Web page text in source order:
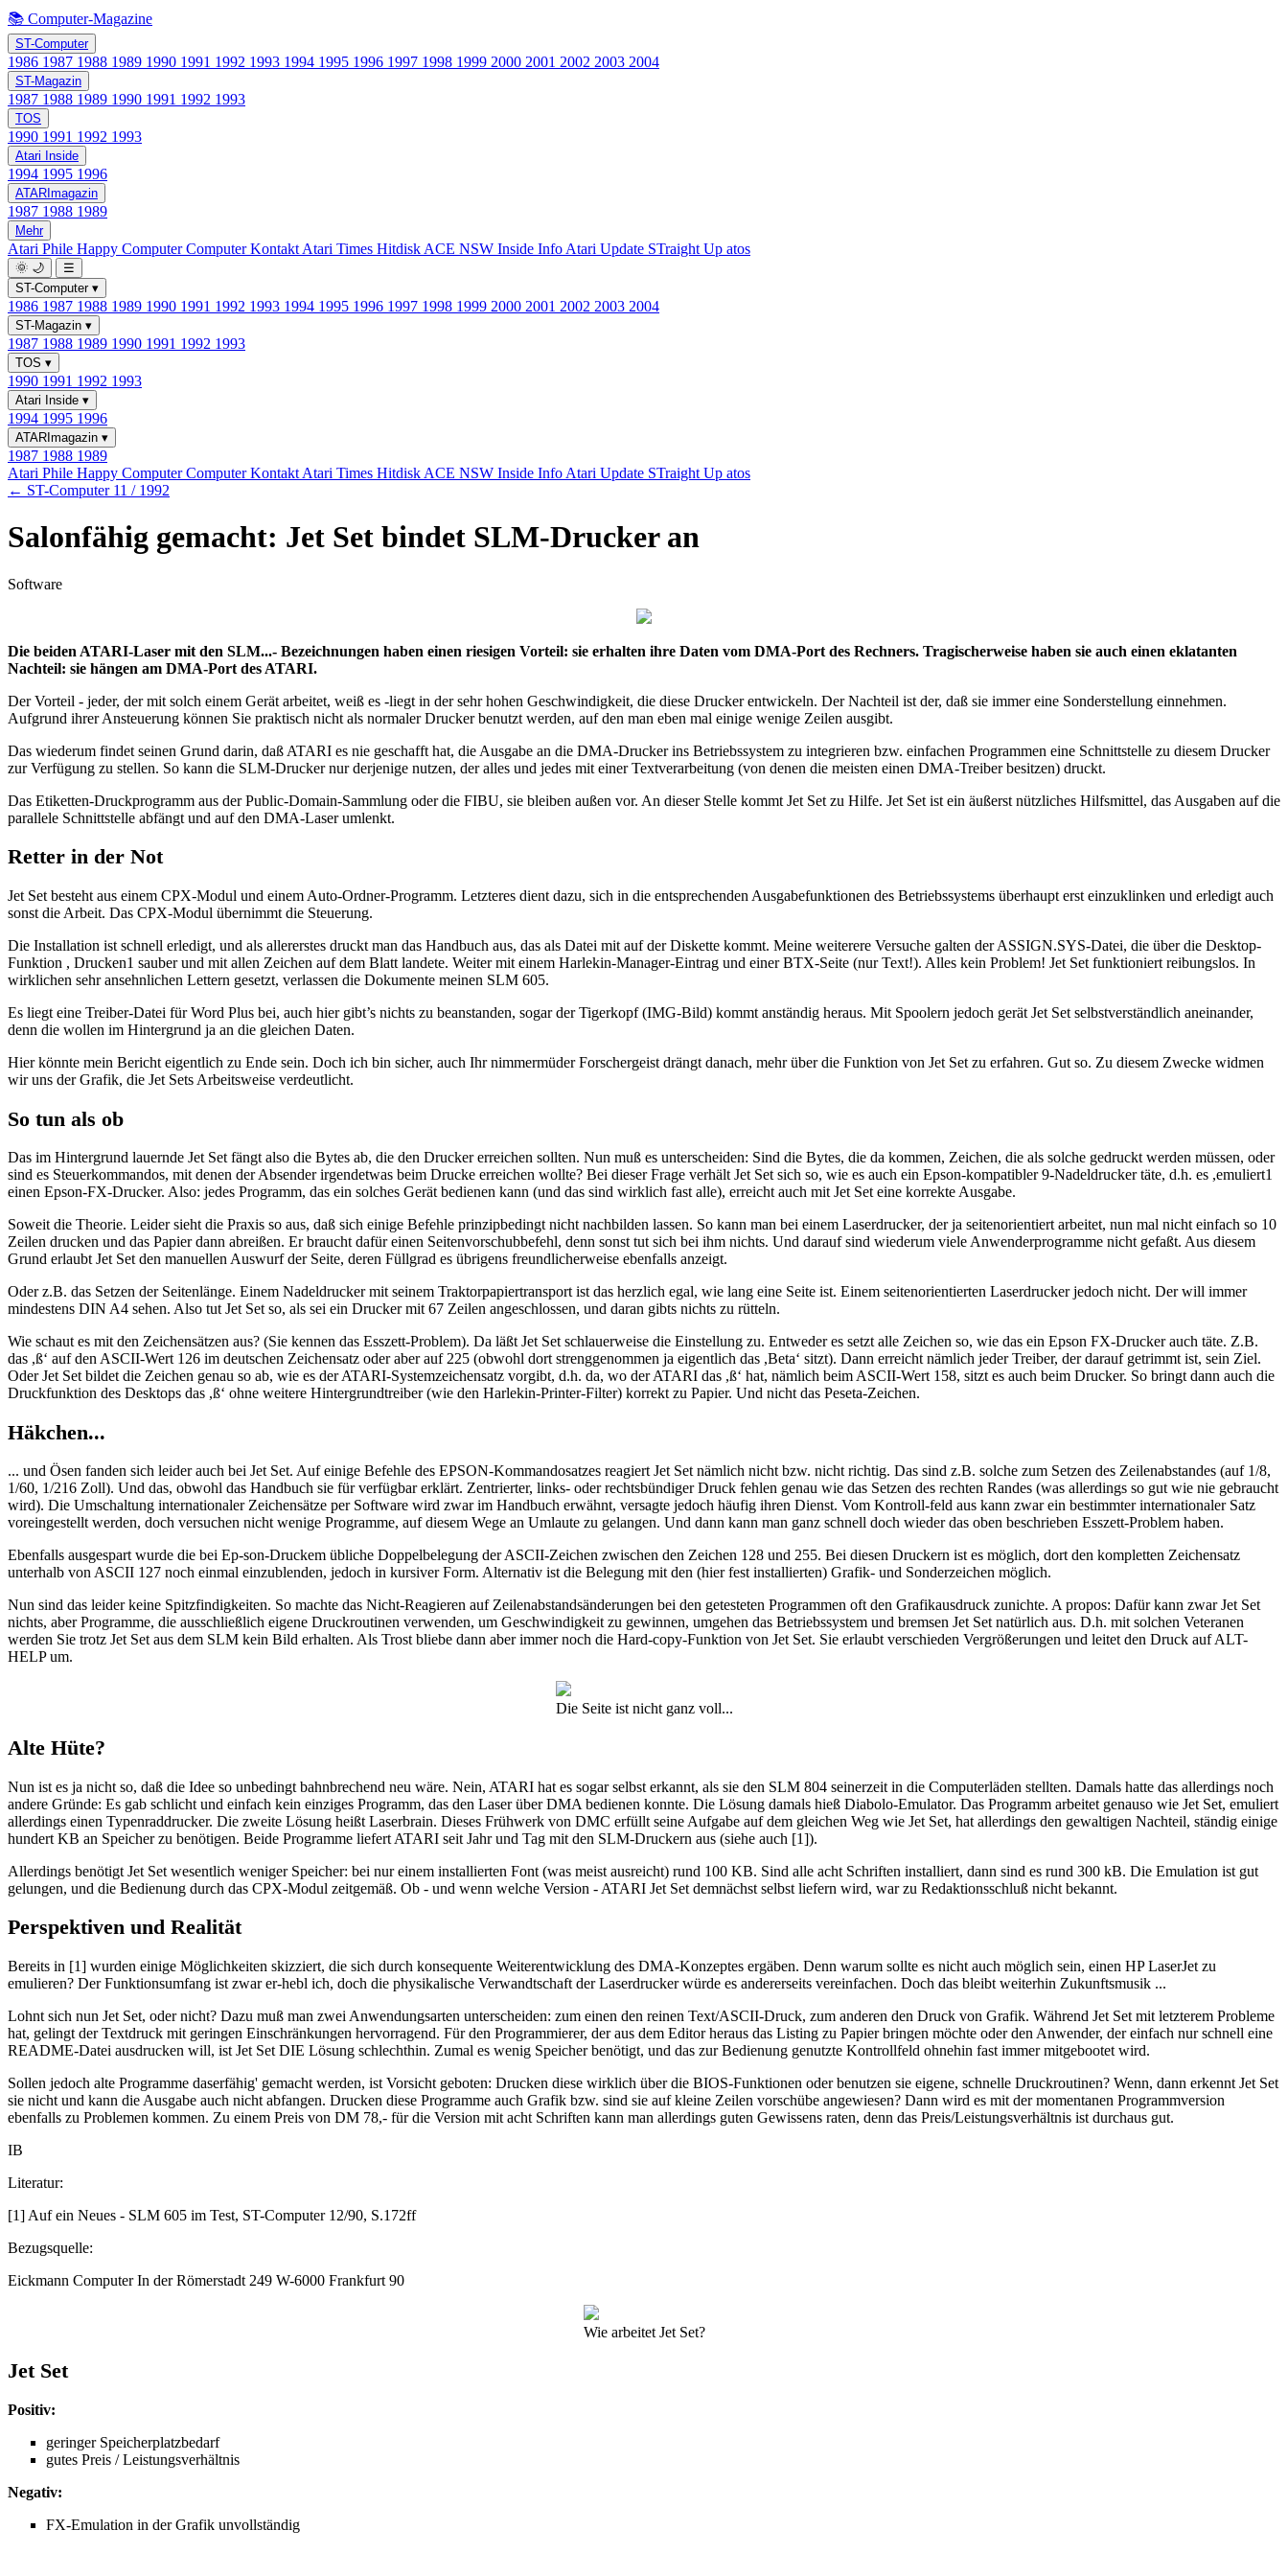
📚 Computer-Magazine
ST-Computer
1986 1987 1988 1989 1990 1991 1992 1993 1994 1995 1996 1997 1998 1999 2000 2001 2002 2003 2004
ST-Magazin
1987 1988 1989 1990 1991 1992 1993
TOS
1990 1991 1992 1993
Atari Inside
1994 1995 1996
ATARImagazin
1987 1988 1989
Mehr
Atari Phile Happy ComputerComputer Kontakt Atari Times Hitdisk ACE NSW Inside Info Atari Update STraight Up atos
🌞 🌙
☰
ST-Computer ▾
1986 1987 1988 1989 1990 1991 1992 1993 1994 1995 1996 1997 1998 1999 2000 2001 2002 2003 2004
ST-Magazin ▾
1987 1988 1989 1990 1991 1992 1993
TOS ▾
1990 1991 1992 1993
Atari Inside ▾
1994 1995 1996
ATARImagazin ▾
1987 1988 1989
Atari Phile Happy ComputerComputer Kontakt Atari Times Hitdisk ACE NSW Inside Info Atari Update STraight Up atos
← ST-Computer 11 / 1992
Salonfähig gemacht: Jet Set bindet SLM-Drucker an
Software
Die beiden ATARI-Laser mit den SLM...- Bezeichnungen haben einen riesigen Vorteil: sie erhalten ihre Daten vom DMA-Port des Rechners. Tragischerweise haben sie auch einen eklatanten
Nachteil: sie hängen am DMA-Port des ATARI.
Der Vorteil - jeder, der mit solch einem Gerät arbeitet, weiß es -liegt in der sehr hohen Geschwindigkeit, die diese Drucker entwickeln. Der Nachteil ist der, daß sie immer eine Sonderstellung einnehmen.
Aufgrund ihrer Ansteuerung können Sie praktisch nicht als normaler Drucker benutzt werden, auf den man eben mal einige wenige Zeilen ausgibt.
Das wiederum findet seinen Grund darin, daß ATARI es nie geschafft hat, die Ausgabe an die DMA-Drucker ins Betriebssystem zu integrieren bzw. einfachen Programmen eine Schnittstelle zu diesem Drucker
zur Verfügung zu stellen. So kann die SLM-Drucker nur derjenige nutzen, der alles und jedes mit einer Textverarbeitung (von denen die meisten einen DMA-Treiber besitzen) druckt.
Das Etiketten-Druckprogramm aus der Public-Domain-Sammlung oder die FIBU, sie bleiben außen vor. An dieser Stelle kommt Jet Set zu Hilfe. Jet Set ist ein äußerst nützliches Hilfsmittel, das Ausgaben auf die
parallele Schnittstelle abfängt und auf den DMA-Laser umlenkt.
Retter in der Not
Jet Set besteht aus einem CPX-Modul und einem Auto-Ordner-Programm. Letzteres dient dazu, sich in die entsprechenden Ausgabefunktionen des Betriebssystems überhaupt erst einzuklinken und erledigt auch
sonst die Arbeit. Das CPX-Modul übernimmt die Steuerung.
Die Installation ist schnell erledigt, und als allererstes druckt man das Handbuch aus, das als Datei mit auf der Diskette kommt. Meine weiterere Versuche galten der ASSIGN.SYS-Datei, die über die Desktop-
Funktion , Drucken1 sauber und mit allen Zeichen auf dem Blatt landete. Weiter mit einem Harlekin-Manager-Eintrag und einer BTX-Seite (nur Text!). Alles kein Problem! Jet Set funktioniert reibungslos. In
wirklichen sehr ansehnlichen Lettern gesetzt, verlassen die Dokumente meinen SLM 605.
Es liegt eine Treiber-Datei für Word Plus bei, auch hier gibt’s nichts zu beanstanden, sogar der Tigerkopf (IMG-Bild) kommt anständig heraus. Mit Spoolern jedoch gerät Jet Set selbstverständlich aneinander,
denn die wollen im Hintergrund ja an die gleichen Daten.
Hier könnte mein Bericht eigentlich zu Ende sein. Doch ich bin sicher, auch Ihr nimmermüder Forschergeist drängt danach, mehr über die Funktion von Jet Set zu erfahren. Gut so. Zu diesem Zwecke widmen
wir uns der Grafik, die Jet Sets Arbeitsweise verdeutlicht.
So tun als ob
Das im Hintergrund lauernde Jet Set fängt also die Bytes ab, die den Drucker erreichen sollten. Nun muß es unterscheiden: Sind die Bytes, die da kommen, Zeichen, die als solche gedruckt werden müssen, oder
sind es Steuerkommandos, mit denen der Absender irgendetwas beim Drucke erreichen wollte? Bei dieser Frage verhält Jet Set sich so, wie es auch ein Epson-kompatibler 9-Nadeldrucker täte, d.h. es ,emuliert1
einen Epson-FX-Drucker. Also: jedes Programm, das ein solches Gerät bedienen kann (und das sind wirklich fast alle), erreicht auch mit Jet Set eine korrekte Ausgabe.
Soweit die Theorie. Leider sieht die Praxis so aus, daß sich einige Befehle prinzipbedingt nicht nachbilden lassen. So kann man bei einem Laserdrucker, der ja seitenorientiert arbeitet, nun mal nicht einfach so 10
Zeilen drucken und das Papier dann abreißen. Er braucht dafür einen Seitenvorschubbefehl, denn sonst tut sich bei ihm nichts. Und darauf sind wiederum viele Anwenderprogramme nicht gefaßt. Aus diesem
Grund erlaubt Jet Set den manuellen Auswurf der Seite, deren Füllgrad es übrigens freundlicherweise ebenfalls anzeigt.
Oder z.B. das Setzen der Seitenlänge. Einem Nadeldrucker mit seinem Traktorpapiertransport ist das herzlich egal, wie lang eine Seite ist. Einem seitenorientierten Laserdrucker jedoch nicht. Der will immer
mindestens DIN A4 sehen. Also tut Jet Set so, als sei ein Drucker mit 67 Zeilen angeschlossen, und daran gibts nichts zu rütteln.
Wie schaut es mit den Zeichensätzen aus? (Sie kennen das Esszett-Problem). Da läßt Jet Set schlauerweise die Einstellung zu. Entweder es setzt alle Zeichen so, wie das ein Epson FX-Drucker auch täte. Z.B.
das ,ß‘ auf den ASCII-Wert 126 im deutschen Zeichensatz oder aber auf 225 (obwohl dort strenggenommen ja eigentlich das ,Beta‘ sitzt). Dann erreicht nämlich jeder Treiber, der darauf getrimmt ist, sein Ziel.
Oder Jet Set bildet die Zeichen genau so ab, wie es der ATARI-Systemzeichensatz vorgibt, d.h. da, wo der ATARI das ,ß‘ hat, nämlich beim ASCII-Wert 158, sitzt es auch beim Drucker. So bringt dann auch die
Druckfunktion des Desktops das ,ß‘ ohne weitere Hintergrundtreiber (wie den Harlekin-Printer-Filter) korrekt zu Papier. Und nicht das Peseta-Zeichen.
Häkchen...
... und Ösen fanden sich leider auch bei Jet Set. Auf einige Befehle des EPSON-Kommandosatzes reagiert Jet Set nämlich nicht bzw. nicht richtig. Das sind z.B. solche zum Setzen des Zeilenabstandes (auf 1/8,
1/60, 1/216 Zoll). Und das, obwohl das Handbuch sie für verfügbar erklärt. Zentrierter, links- oder rechtsbündiger Druck fehlen genau wie das Setzen des rechten Randes (was allerdings so gut wie nie gebraucht
wird). Die Umschaltung internationaler Zeichensätze per Software wird zwar im Handbuch erwähnt, versagte jedoch häufig ihren Dienst. Vom Kontroll-feld aus kann zwar ein bestimmter internationaler Satz
voreingestellt werden, doch versuchen nicht wenige Programme, auf diesem Wege an Umlaute zu gelangen. Und dann kann man ganz schnell doch wieder das oben beschrieben Esszett-Problem haben.
Ebenfalls ausgespart wurde die bei Ep-son-Druckem übliche Doppelbelegung der ASCII-Zeichen zwischen den Zeichen 128 und 255. Bei diesen Druckern ist es möglich, dort den kompletten Zeichensatz
unterhalb von ASCII 127 noch einmal einzublenden, jedoch in kursiver Form. Alternativ ist die Belegung mit den (hier fest installierten) Grafik- und Sonderzeichen möglich.
Nun sind das leider keine Spitzfindigkeiten. So machte das Nicht-Reagieren auf Zeilenabstandsänderungen bei den getesteten Programmen oft den Grafikausdruck zunichte. A propos: Dafür kann zwar Jet Set
nichts, aber Programme, die ausschließlich eigene Druckroutinen verwenden, um Geschwindigkeit zu gewinnen, umgehen das Betriebssystem und bremsen Jet Set natürlich aus. D.h. mit solchen Veteranen
werden Sie trotz Jet Set aus dem SLM kein Bild erhalten. Als Trost bliebe dann aber immer noch die Hard-copy-Funktion von Jet Set. Sie erlaubt verschieden Vergrößerungen und leitet den Druck auf ALT-
HELP um.
Die Seite ist nicht ganz voll...
Alte Hüte?
Nun ist es ja nicht so, daß die Idee so unbedingt bahnbrechend neu wäre. Nein, ATARI hat es sogar selbst erkannt, als sie den SLM 804 seinerzeit in die Computerläden stellten. Damals hatte das allerdings noch
andere Gründe: Es gab schlicht und einfach kein einziges Programm, das den Laser über DMA bedienen konnte. Die Lösung damals hieß Diabolo-Emulator. Das Programm arbeitet genauso wie Jet Set, emuliert
allerdings einen Typenraddrucker. Die zweite Lösung heißt Laserbrain. Dieses Frühwerk von DMC erfüllt seine Aufgabe auf dem gleichen Weg wie Jet Set, hat allerdings den gewaltigen Nachteil, ständig einige
hundert KB an Speicher zu benötigen. Beide Programme liefert ATARI seit Jahr und Tag mit den SLM-Druckern aus (siehe auch [1]).
Allerdings benötigt Jet Set wesentlich weniger Speicher: bei nur einem installierten Font (was meist ausreicht) rund 100 KB. Sind alle acht Schriften installiert, dann sind es rund 300 kB. Die Emulation ist gut
gelungen, und die Bedienung durch das CPX-Modul zeitgemäß. Ob - und wenn welche Version - ATARI Jet Set demnächst selbst liefern wird, war zu Redaktionsschluß nicht bekannt.
Perspektiven und Realität
Bereits in [1] wurden einige Möglichkeiten skizziert, die sich durch konsequente Weiterentwicklung des DMA-Konzeptes ergäben. Denn warum sollte es nicht auch möglich sein, einen HP LaserJet zu
emulieren? Der Funktionsumfang ist zwar er-hebl ich, doch die physikalische Verwandtschaft der Laserdrucker würde es andererseits vereinfachen. Doch das bleibt weiterhin Zukunftsmusik ...
Lohnt sich nun Jet Set, oder nicht? Dazu muß man zwei Anwendungsarten unterscheiden: zum einen den reinen Text/ASCII-Druck, zum anderen den Druck von Grafik. Während Jet Set mit letzterem Probleme
hat, gelingt der Textdruck mit geringen Einschränkungen hervorragend. Für den Programmierer, der aus dem Editor heraus das Listing zu Papier bringen möchte oder den Anwender, der einfach nur schnell eine
README-Datei ausdrucken will, ist Jet Set DIE Lösung schlechthin. Zumal es wenig Speicher benötigt, und das zur Bedienung genutzte Kontrollfeld ohnehin fast immer mitgebootet wird.
Sollen jedoch alte Programme daserfähig' gemacht werden, ist Vorsicht geboten: Drucken diese wirklich über die BIOS-Funktionen oder benutzen sie eigene, schnelle Druckroutinen? Wenn, dann erkennt Jet Set
sie nicht und kann die Ausgabe auch nicht abfangen. Drucken diese Programme auch Grafik bzw. sind sie auf kleine Zeilen vorschübe angewiesen? Dann wird es mit der momentanen Programmversion
ebenfalls zu Problemen kommen. Zu einem Preis von DM 78,- für die Version mit acht Schriften kann man allerdings guten Gewissens raten, denn das Preis/Leistungsverhältnis ist durchaus gut.
IB
Literatur:
[1] Auf ein Neues - SLM 605 im Test, ST-Computer 12/90, S.172ff
Bezugsquelle:
Eickmann Computer In der Römerstadt 249 W-6000 Frankfurt 90
Wie arbeitet Jet Set?
Jet Set
Positiv:
geringer Speicherplatzbedarf
gutes Preis / Leistungsverhältnis
Negativ:
FX-Emulation in der Grafik unvollständig